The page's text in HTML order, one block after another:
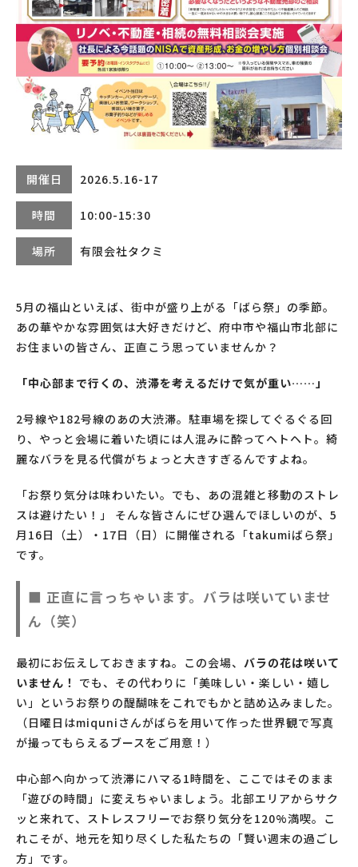
開催日 2026.5.16-17
時間 10:00-15:30
場所 有限会社タクミ
5月の福山といえば、街中が盛り上がる「ばら祭」の季節。
あの華やかな雰囲気は大好きだけど、府中市や福山市北部に
お住まいの皆さん、正直こう思っていませんか？
「中心部まで行くの、渋滞を考えるだけで気が重い……」
2号線や182号線のあの大渋滞。駐車場を探してぐるぐる回
り、やっと会場に着いた頃には人混みに酔ってヘトヘト。綺
麗なバラを見る代償がちょっと大きすぎるんですよね。
「お祭り気分は味わいたい。でも、あの混雑と移動のストレ
スは避けたい！」 そんな皆さんにぜひ選んでほしいのが、5
月16日（土）・17日（日）に開催される「takumiばら祭」
です。
■ 正直に言っちゃいます。バラは咲いていませ
ん（笑）
最初にお伝えしておきますね。この会場、 バラの花は咲いて
いません！ でも、その代わりに「美味しい・楽しい・嬉し
い」というお祭りの醍醐味をこれでもかと詰め込みました。
（日曜日はmiquniさんがばらを用いて作った世界観で写真
が撮ってもらえるブースをご用意！）
中心部へ向かって渋滞にハマる1時間を、ここではそのまま
「遊びの時間」に変えちゃいましょう。北部エリアからサク
ッと来れて、ストレスフリーでお祭り気分を120%満喫。こ
れこそが、地元を知り尽くした私たちの「賢い週末の過ごし
方」です。